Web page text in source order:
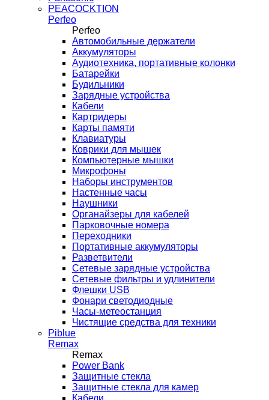
PEACOCKTION
Perfeo
Perfeo
Автомобильные держатели
Аккумуляторы
Аудиотехника, портативные колонки
Батарейки
Будильники
Зарядные устройства
Кабели
Картридеры
Карты памяти
Клавиатуры
Коврики для мышек
Компьютерные мышки
Микрофоны
Наборы инструментов
Настенные часы
Наушники
Органайзеры для кабелей
Парковочные номера
Переходники
Портативные аккумуляторы
Разветвители
Сетевые зарядные устройства
Сетевые фильтры и удлинители
Флешки USB
Фонари светодиодные
Часы-метеостанция
Чистящие средства для техники
Piblue
Remax
Remax
Power Bank
Защитные стекла
Защитные стекла для камер
Кабели